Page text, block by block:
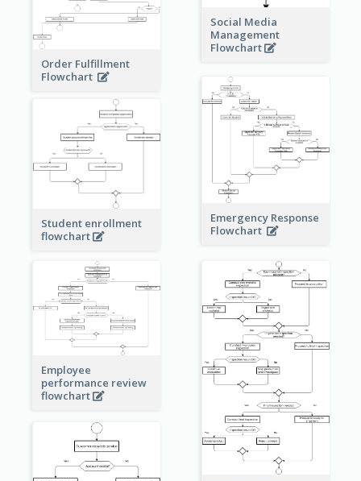
Social Media
Management
Flowchart
Order Fulfillment
Flowchart
Emergency Response
Flowchart
Student enrollment
flowchart
Employee
performance review
flowchart